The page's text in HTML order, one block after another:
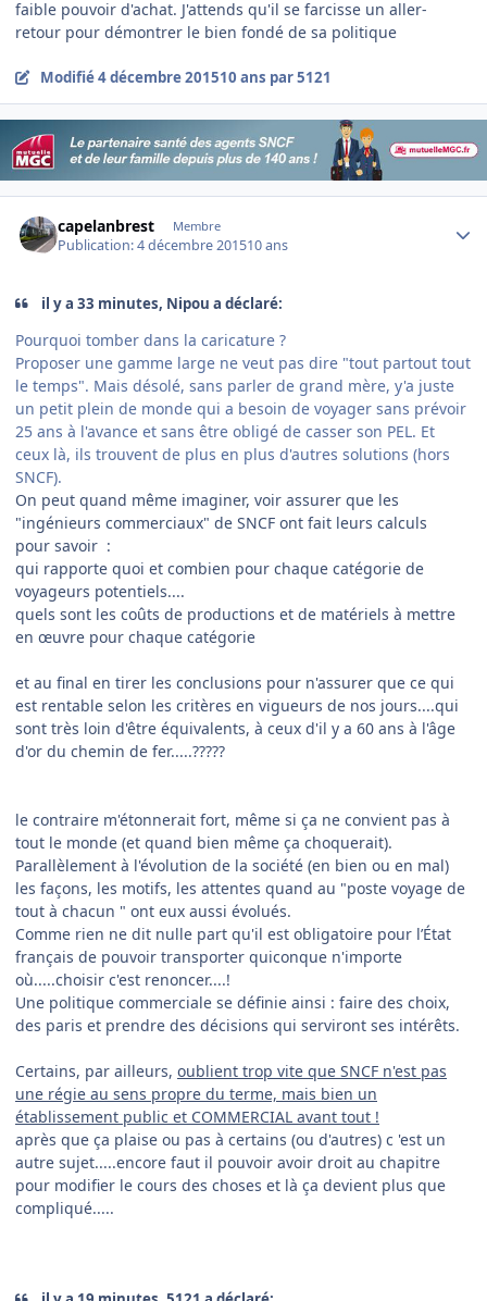
faible pouvoir d'achat. J'attends qu'il se farcisse un aller-
retour pour démontrer le bien fondé de sa politique
Modifié4 décembre 201510 ans par 5121
capelanbrest Membre
Publication:4 décembre 201510 ans
il y a 33 minutes, Nipou a déclaré:
Pourquoi tomber dans la caricature ?
Proposer une gamme large ne veut pas dire "tout partout tout
le temps". Mais désolé, sans parler de grand mère, y'a juste
un petit plein de monde qui a besoin de voyager sans prévoir
25 ans à l'avance et sans être obligé de casser son PEL. Et
ceux là, ils trouvent de plus en plus d'autres solutions (hors
SNCF).
On peut quand même imaginer, voir assurer que les
"ingénieurs commerciaux" de SNCF ont fait leurs calculs
pour savoir :
qui rapporte quoi et combien pour chaque catégorie de
voyageurs potentiels....
quels sont les coûts de productions et de matériels à mettre
en œuvre pour chaque catégorie
et au final en tirer les conclusions pour n'assurer que ce qui
est rentable selon les critères en vigueurs de nos jours....qui
sont très loin d'être équivalents, à ceux d'il y a 60 ans à l'âge
d'or du chemin de fer.....?????
le contraire m'étonnerait fort, même si ça ne convient pas à
tout le monde (et quand bien même ça choquerait).
Parallèlement à l'évolution de la société (en bien ou en mal)
les façons, les motifs, les attentes quand au "poste voyage de
tout à chacun " ont eux aussi évolués.
Comme rien ne dit nulle part qu'il est obligatoire pour l’État
français de pouvoir transporter quiconque n'importe
où.....choisir c'est renoncer....!
Une politique commerciale se définie ainsi : faire des choix,
des paris et prendre des décisions qui serviront ses intérêts.
Certains, par ailleurs, oublient trop vite que SNCF n'est pas
une régie au sens propre du terme, mais bien un
établissement public et COMMERCIAL avant tout !
après que ça plaise ou pas à certains (ou d'autres) c 'est un
autre sujet.....encore faut il pouvoir avoir droit au chapitre
pour modifier le cours des choses et là ça devient plus que
compliqué.....